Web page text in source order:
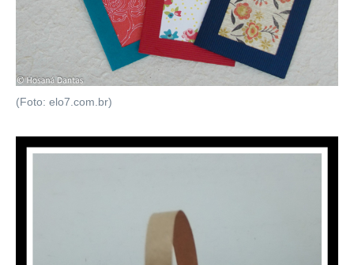
(Foto: elo7.com.br)